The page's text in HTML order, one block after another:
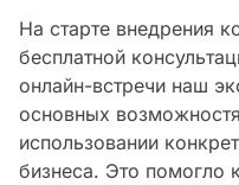
На старте внедрения
бесплатной
онлайн-встречи наш
основных
использовании
бизнеса. Это помогло